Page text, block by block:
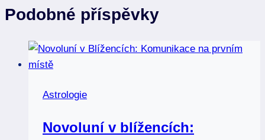
Podobné příspěvky
Astrologie
Novoluní v blížencích: